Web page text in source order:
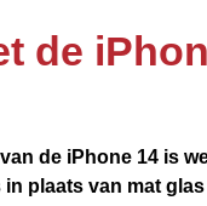
de
de iPhone 14 is
plaats van mat